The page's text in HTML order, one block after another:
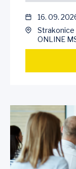
16. 09.
Strakonice
ONLINE